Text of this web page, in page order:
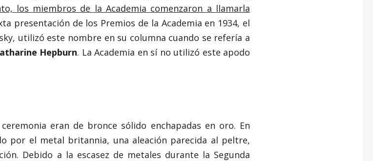
los miembros de la Academia comenzaron a llamarla
presentación de los Premios de la Academia en 1934, el
utilizó este nombre en su columna cuando se refería a
Hepburn. La Academia en sí no utilizó este apodo
eran de bronce sólido enchapadas en oro. En
por el metal britannia, una aleación parecida al peltre,
Debido a la escasez de metales durante la Segunda